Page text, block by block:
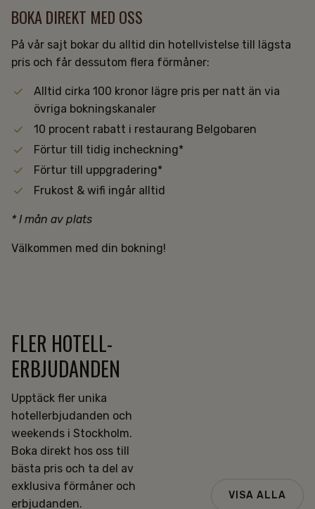
BOKA DIREKT MED OSS
På vår sajt bokar du alltid din hotellvistelse till lägsta
pris och får dessutom flera förmåner:
Alltid cirka 100 kronor lägre pris per natt än via
övriga bokningskanaler
10 procent rabatt i restaurang Belgobaren
Förtur till tidig incheckning*
Förtur till uppgradering*
Frukost & wifi ingår alltid
* I mån av plats
Välkommen med din bokning!
FLER HOTELL­
ERBJUDANDEN
Upptäck fler unika
hotellerbjudanden och
weekends i Stockholm.
Boka direkt hos oss till
bästa pris och ta del av
exklusiva förmåner och
erbjudanden.
VISA ALLA